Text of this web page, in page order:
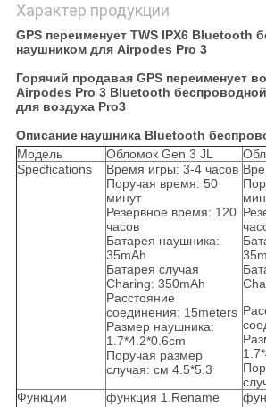
Характер продукции
GPS переименует TWS IPX6 Bluetooth
наушником для Airpodes Pro 3
Горячий продавая GPS переименует
Airpodes Pro 3 Bluetooth
для воздуха Pro3
Описание наушника Bluetooth
Модель
Обломок Gen 3 JL
Specfications
Время игры: 3-4 часов
Поручая время: 50
минут
Резервное время: 120
часов
Батарея наушника:
35mAh
Батарея случая
Charing: 350mAh
Расстояние
соединения: 15meters
Размер наушника:
1.7*4.2*0.6cm
Поручая размер
случая: см 4.5*5.3
Функции
функция 1.Rename